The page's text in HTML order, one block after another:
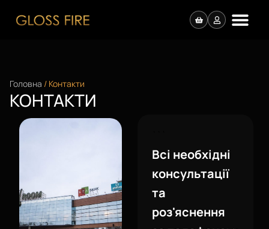
Головна / Контакти
КОНТАКТИ
Всі необхідні
консультації
та
роз'яснення